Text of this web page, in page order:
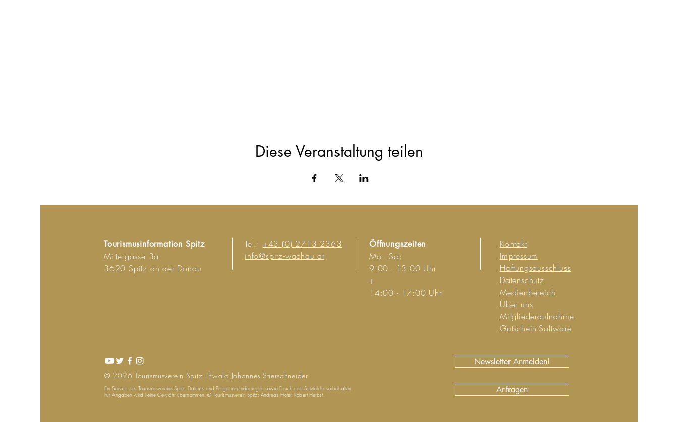
Diese Veranstaltung teilen
Tourismusinformation Spitz
Mittergasse 3a
3620 Spitz an der Donau
Tel.: +43 (0) 2713 2363
info@spitz-wachau.at
© 2026 Tourismusverein Spitz - Ewald Johannes Stierschneider
Ein Service des Tourismusvereins Spitz. Datums- und Programmänderungen sowie Druck- und Satzfehler vorbehalten.
Für Angaben wird keine Gewähr übernommen. © Tourismusverein Spitz: Andreas Hofer, Robert Herbst.
Kontakt
Impressum
Haftungsausschluss
Datenschutz
Medienbereich
Über uns
Mitgliederaufnahme
Gutschein-Software
Newsletter Anmelden!
Anfragen
Öffnungszeiten
Mo - Sa:
9:00 - 13:00 Uhr
+
14:00 - 17:00 Uhr